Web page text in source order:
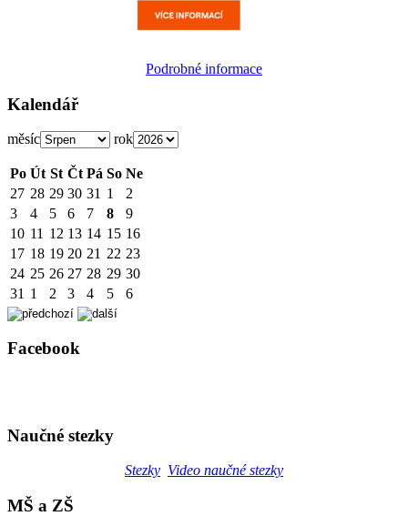
Podrobné informace
Kalendář
měsíc rok
Po Út St Čt Pá So Ne
27 28 29 30 31 1
2
3
4 5 6 7 8
9
10 11 12 13 14 15 16
17 18 19 20 21 22 23
24 25 26 27 28 29 30
31 1 2 3 4 5 6
Facebook
Naučné stezky
Stezky Video naučné stezky
MŠ a ZŠ